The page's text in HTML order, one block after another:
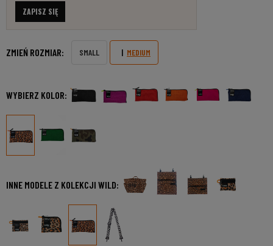
ZAPISZ SIĘ
ZMIEŃ ROZMIAR: SMALL MEDIUM
INNE MODELE Z KOLEKCJI WILD:
WYBIERZ KOLOR: